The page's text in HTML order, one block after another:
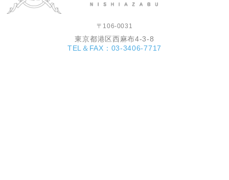
〒106-0031
東京都港区西麻布4-3-8
TEL＆FAX：03-3406-7717